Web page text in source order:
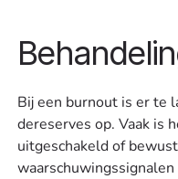
Bij een burnout is er te
dereserves op. Vaak is
uitgeschakeld of